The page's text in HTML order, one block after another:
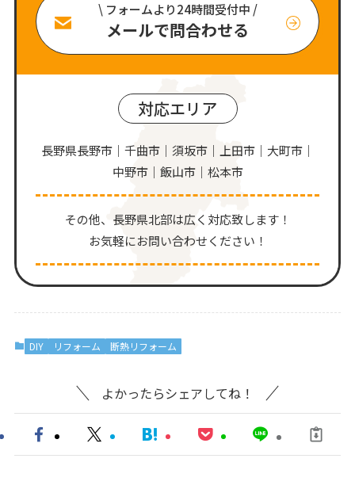
\ フォームより24時間受付中 /
メールで問合わせる
対応エリア
長野県長野市｜千曲市｜須坂市｜上田市｜大町市｜
中野市｜飯山市｜松本市
その他、⻑野県北部は広く対応致します！
お気軽にお問い合わせください！
DIY リフォーム 断熱リフォーム
よかったらシェアしてね！